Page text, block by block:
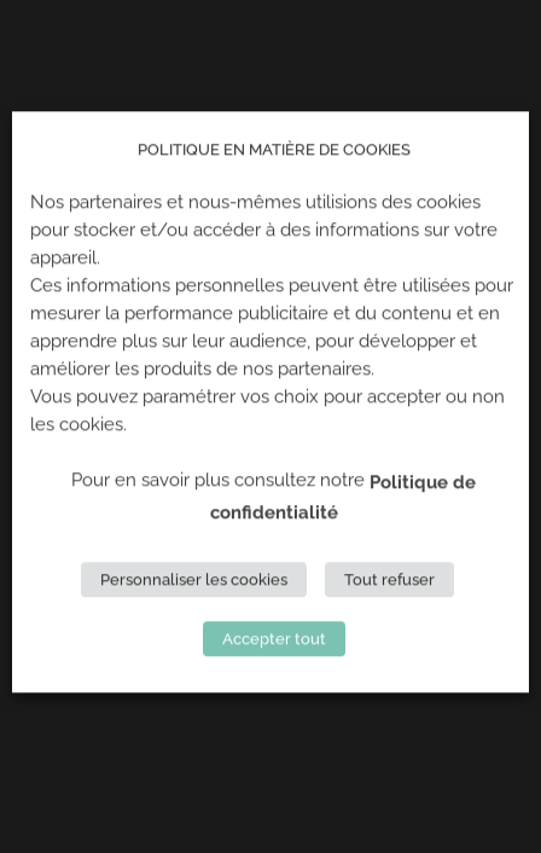
FUN
CLIMBING
L’escalade ludique par Climb Up !
POLITIQUE EN MATIÈRE DE COOKIES
Nos partenaires et nous-mêmes utilisions des cookies
pour stocker et/ou accéder à des informations sur votre
appareil.
Ces informations personnelles peuvent être utilisées pour
mesurer la performance publicitaire et du contenu et en
apprendre plus sur leur audience, pour développer et
améliorer les produits de nos partenaires.
Vous pouvez paramétrer vos choix pour accepter ou non
les cookies.
Pour en savoir plus consultez notre Politique de
confidentialité
Personnaliser les cookies Tout refuser
Accepter tout